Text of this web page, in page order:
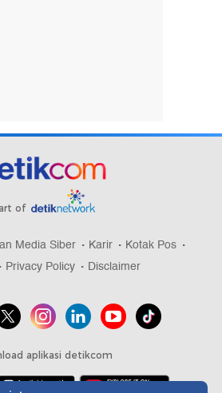
of
Media Siber Karir
Kotak Pos
Privacy Policy Disclaimer
aplikasi detikcom